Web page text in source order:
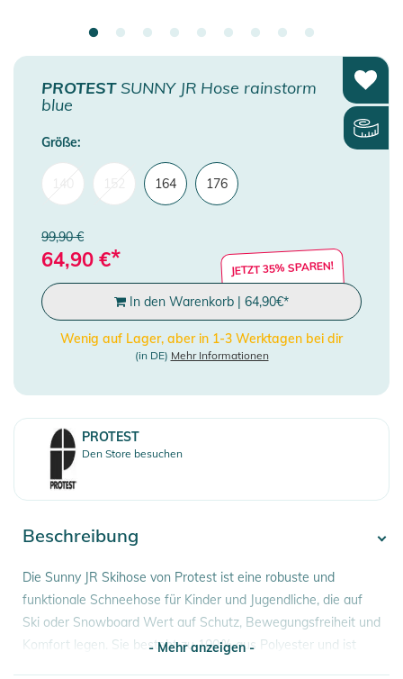
PROTESTSUNNY JR Hose rainstorm
blue
Größe:
164 176
99,90 €
64,90 €* JETZT 35% SPAREN!
In den Warenkorb | 64,90€*
Wenig auf Lager, aber in 1-3 Werktagen bei dir
(in DE) Mehr Informationen
PROTEST
Den Store besuchen
Beschreibung
Die Sunny JR Skihose von Protest ist eine robuste und
funktionale Schneehose für Kinder und Jugendliche, die auf
Ski oder Snowboard Wert auf Schutz, Bewegungsfreiheit und
Komfort legen. Sie besteht zu 100 % aus Polyester und ist
- Mehr anzeigen -